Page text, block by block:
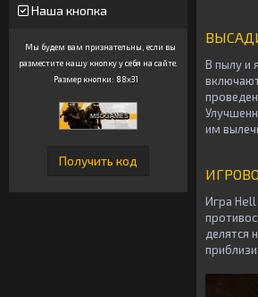
Наша кнопка
Мы будем вам признательны, если вы
разместите нашу кнопку у себя на сайте.
Размер кнопки: 88x31
В пылу и
им
Игра
делятся